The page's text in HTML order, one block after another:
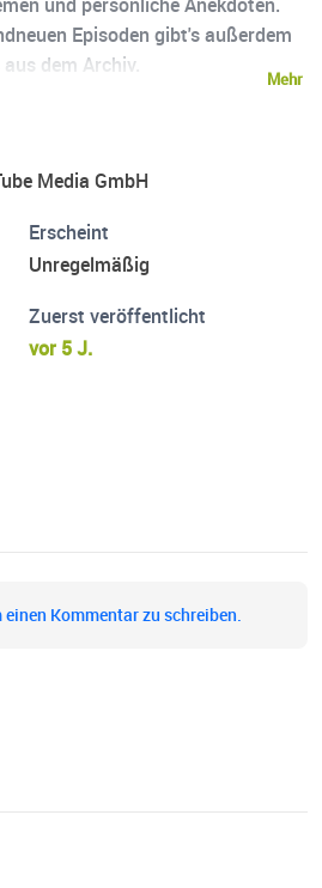
Episoden gibt's außerdem
dem Archiv.
Mehr
Media GmbH
Erscheint
Unregelmäßig
Zuerst veröffentlicht
vor 5 J.
einen Kommentar zu schreiben.